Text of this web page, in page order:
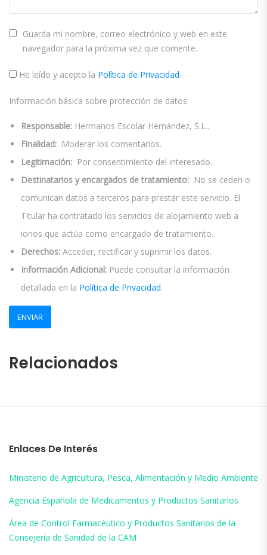
Guarda mi nombre, correo electrónico y web en este
navegador para la próxima vez que comente.
He leído y acepto la Política de Privacidad.
Información básica sobre protección de datos
Responsable: Hermanos Escolar Hernández, S.L..
Finalidad: Moderar los comentarios.
Legitimación: Por consentimiento del interesado.
Destinatarios y encargados de tratamiento: No se ceden o
comunican datos a terceros para prestar este servicio. El
Titular ha contratado los servicios de alojamiento web a
ionos que actúa como encargado de tratamiento.
Derechos: Acceder, rectificar y suprimir los datos.
Información Adicional: Puede consultar la información
detallada en la Política de Privacidad.
Relacionados
Enlaces De Interés
Ministerio de Agricultura, Pesca, Alimentación y Medio Ambiente
Agencia Española de Medicamentos y Productos Sanitarios
Área de Control Farmacéutico y Productos Sanitarios de la
Consejería de Sanidad de la CAM